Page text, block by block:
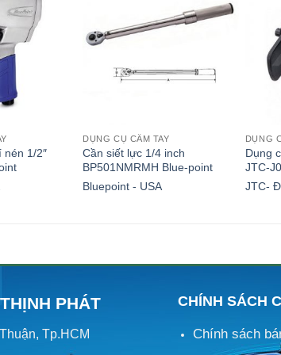
nén 1/2″
DỤNG CỤ CẦM TAY
Cần siết lực 1/4 inch
BP501NMRMH Blue-point
Bluepoint - USA
DỤNG
Dụng
JTC-
JTC-
PHÁT
Tp.HCM
CHÍNH SÁCH
Chính sách